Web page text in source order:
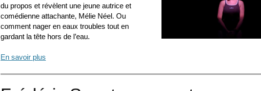
du propos et révèlent une jeune autrice et
comédienne attachante, Mélie Néel. Ou
comment nager en eaux troubles tout en
gardant la tête hors de l’eau.
En savoir plus